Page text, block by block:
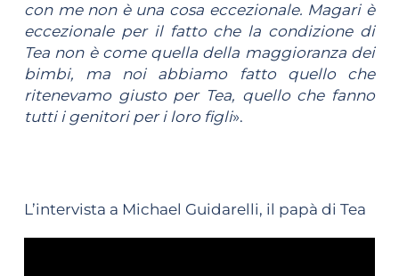
con me non è una cosa eccezionale. Magari è
eccezionale per il fatto che la condizione di
Tea non è come quella della maggioranza dei
bimbi, ma noi abbiamo fatto quello che
ritenevamo giusto per Tea, quello che fanno
tutti i genitori per i loro figli».
L’intervista a Michael Guidarelli, il papà di Tea